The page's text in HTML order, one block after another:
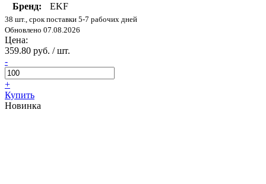
Бренд:
EKF
38 шт., срок поставки 5-7 рабочих дней
Обновлено 07.08.2026
Цена:
359.80 руб. / шт.
-
+
Купить
Новинка